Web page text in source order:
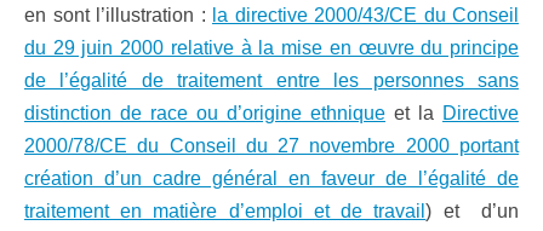
en sont l’illustration : la directive 2000/43/CE du Conseil
du 29 juin 2000 relative à la mise en œuvre du principe
de l’égalité de traitement entre les personnes sans
distinction de race ou d’origine ethnique et la Directive
2000/78/CE du Conseil du 27 novembre 2000 portant
création d’un cadre général en faveur de l’égalité de
traitement en matière d’emploi et de travail) et d’un